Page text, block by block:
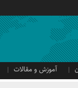
آموزش و مقالات